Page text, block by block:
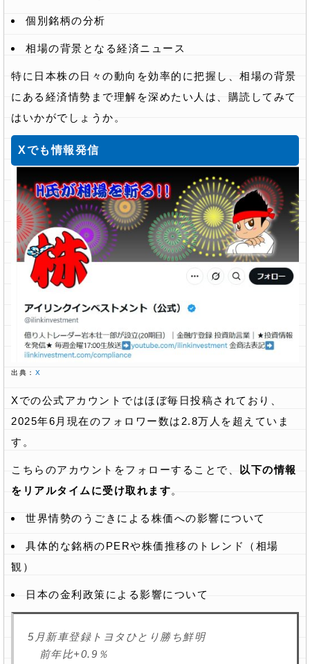
個別銘柄の分析
相場の背景となる経済ニュース
特に日本株の日々の動向を効率的に把握し、相場の背景
にある経済情勢まで理解を深めたい人は、購読してみて
はいかがでしょうか。
Xでも情報発信
出典： X
Xでの公式アカウントではほぼ毎日投稿されており、
2025年6月現在のフォロワー数は2.8万人を超えていま
す。
こちらのアカウントをフォローすることで、
以下の情報
をリアルタイムに受け取れます。
世界情勢のうごきによる株価への影響について
具体的な銘柄のPERや株価推移のトレンド（相場
観）
日本の金利政策による影響について
5月新車登録トヨタひとり勝ち鮮明
前年比+0.9％